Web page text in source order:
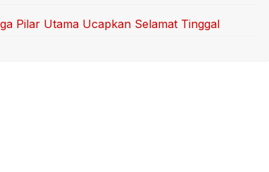
Pilar Utama Ucapkan Selamat Tinggal